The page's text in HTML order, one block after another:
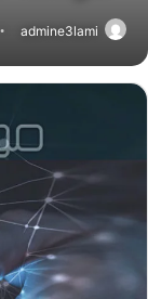
admine3lami